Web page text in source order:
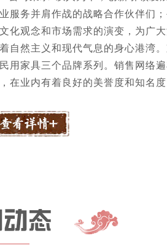
服务并肩作战的战略合作伙伴们
化观念和市场需求的演变，为广
自然主义和现代气息的身心港湾
用家具三个品牌系列。销售网络
在业内有着良好的美誉度和知名度